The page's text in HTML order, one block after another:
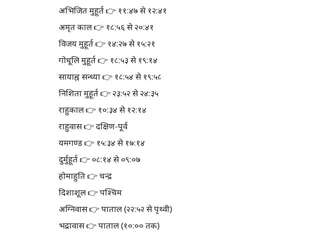
अभिजित मुहूर्त 👉 ११:४७ से १२:४१
अमृत काल 👉 १८:५६ से २०:४१
विजय मुहूर्त 👉 १४:२७ से १५:२१
गोधूलि मुहूर्त 👉 १८:५३ से १९:१४
सायाह्न सन्ध्या 👉 १८:५४ से १९:५८
निशिता मुहूर्त 👉 २३:५२ से २४:३५
राहुकाल 👉 १०:३४ से १२:१४
राहुवास 👉 दक्षिण-पूर्व
यमगण्ड 👉 १५:३४ से १७:१४
दुर्मुहूर्त 👉 ०८:१४ से ०९:०७
होमाहुति 👉 चन्द्र
दिशाशूल 👉 पश्चिम
अग्निवास 👉 पाताल (२२:५२ से पृथ्वी)
भद्रावास 👉 पाताल (१०:०० तक)